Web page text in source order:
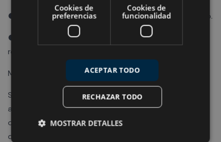
● Snorkel en una isla desierta, accesible en poco tiempo.
● Visita a bancos de arena, auténticas islas blancas
rodeadas de arrecifes.
Make Bubbles, Big Memories
Scuba Family es más que un viaje en familia: es una
aventura en el paraíso, donde padres e hijos tendrán la
oportunidad de disfrutar y aprender al mismo tiempo
que generar momentos que quedarán siempre en la
Cookies de
preferencias
Cookies de
funcionalidad
ACEPTAR TODO
RECHAZAR TODO
MOSTRAR DETALLES